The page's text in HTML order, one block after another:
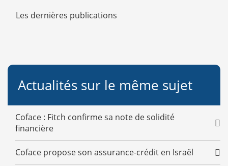
Les dernières publications
Actualités sur le même sujet
Coface : Fitch confirme sa note de solidité
financière
Coface propose son assurance-crédit en Israël